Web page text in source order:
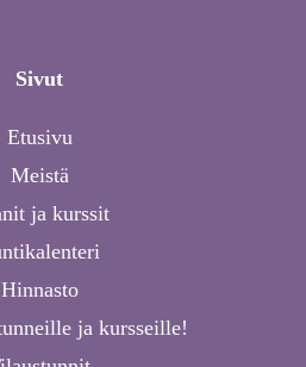
Sivut
Etusivu
Meistä
ja kurssit
Hinnasto
ja kursseille!